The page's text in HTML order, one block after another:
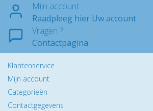
Mijn account
Raadpleeg hier Uw account
Vragen ?
Contactpagina
Klantenservice
Mijn account
Categorieën
Contactgegevens